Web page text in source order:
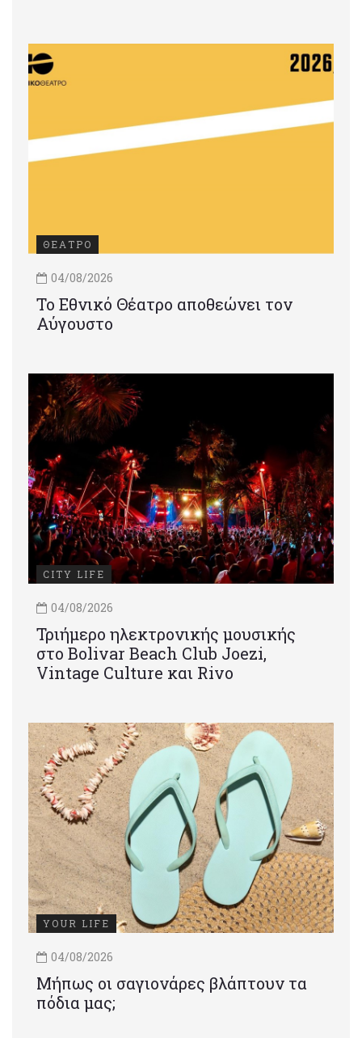
ΘΕΑΤΡΟ
04/08/2026
Το Εθνικό Θέατρο αποθεώνει τον
Αύγουστο
CITY LIFE
04/08/2026
Τριήμερο ηλεκτρονικής μουσικής
στο Bolivar Beach Club Joezi,
Vintage Culture και Rivo
YOUR LIFE
04/08/2026
Μήπως οι σαγιονάρες βλάπτουν τα
πόδια μας;